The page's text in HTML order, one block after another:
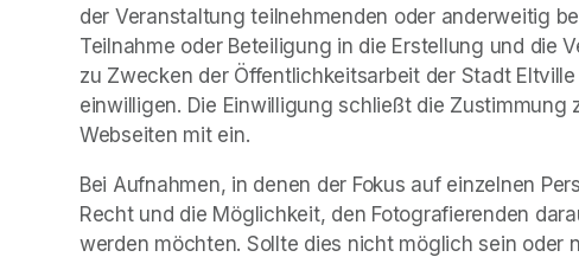
der Veranstaltung teilnehmenden oder anderweitig
Teilnahme oder Beteiligung in die Erstellung und die
zu Zwecken der Öffentlichkeitsarbeit der Stadt
einwilligen. Die Einwilligung schließt die
Webseiten mit ein.
Bei Aufnahmen, in denen der Fokus auf einzelnen
Recht und die Möglichkeit, den Fotografierenden
werden möchten. Sollte dies nicht möglich sein oder